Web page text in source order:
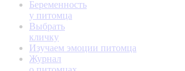
Беременность
у питомца
Выбрать
кличку
Изучаем эмоции питомца
Журнал